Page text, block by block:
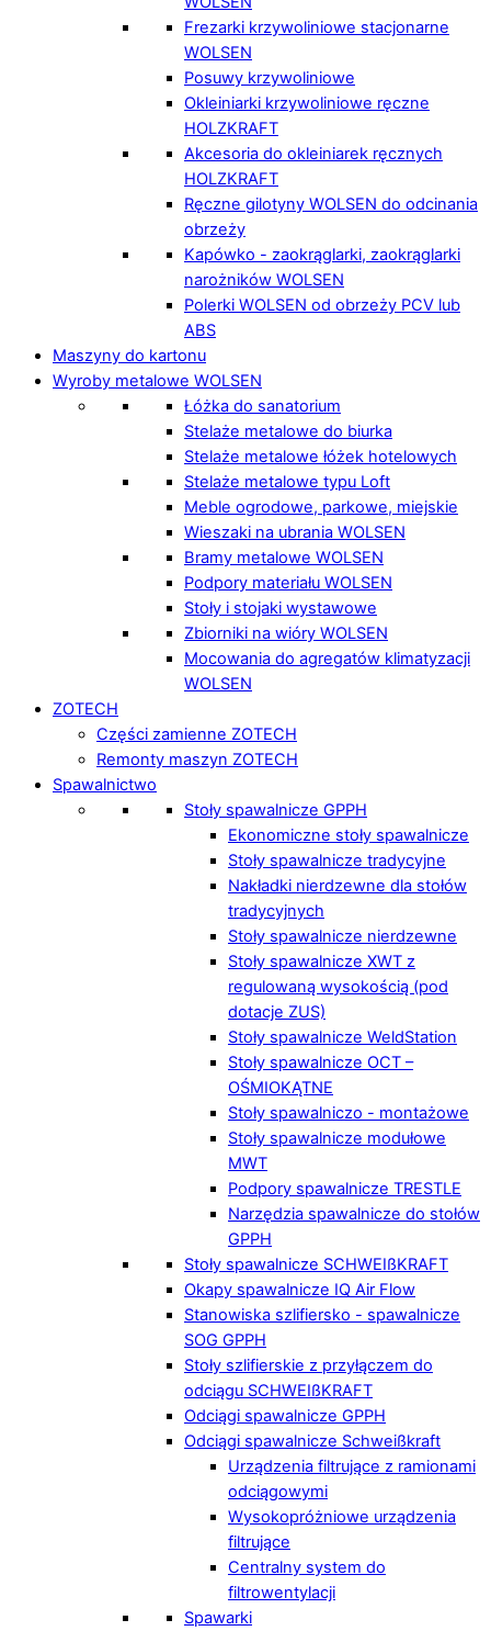
Frezarki krzywoliniowe stacjonarne
WOLSEN
Posuwy krzywoliniowe
Okleiniarki krzywoliniowe ręczne
HOLZKRAFT
Akcesoria do okleiniarek ręcznych
HOLZKRAFT
Ręczne gilotyny WOLSEN do odcinania
obrzeży
Kapówko - zaokrąglarki, zaokrąglarki
narożników WOLSEN
Polerki WOLSEN od obrzeży PCV lub
ABS
Maszyny do kartonu
Wyroby metalowe WOLSEN
Łóżka do sanatorium
Stelaże metalowe do biurka
Stelaże metalowe łóżek hotelowych
Stelaże metalowe typu Loft
Meble ogrodowe, parkowe, miejskie
Wieszaki na ubrania WOLSEN
Bramy metalowe WOLSEN
Podpory materiału WOLSEN
Stoły i stojaki wystawowe
Zbiorniki na wióry WOLSEN
Mocowania do agregatów klimatyzacji
WOLSEN
ZOTECH
Części zamienne ZOTECH
Remonty maszyn ZOTECH
Spawalnictwo
Stoły spawalnicze GPPH
Ekonomiczne stoły spawalnicze
Stoły spawalnicze tradycyjne
Nakładki nierdzewne dla stołów
tradycyjnych
Stoły spawalnicze nierdzewne
Stoły spawalnicze XWT z
regulowaną wysokością (pod
dotacje ZUS)
Stoły spawalnicze WeldStation
Stoły spawalnicze OCT –
OŚMIOKĄTNE
Stoły spawalniczo - montażowe
Stoły spawalnicze modułowe
MWT
Podpory spawalnicze TRESTLE
Narzędzia spawalnicze do stołów
GPPH
Stoły spawalnicze SCHWEIßKRAFT
Okapy spawalnicze IQ Air Flow
Stanowiska szlifiersko - spawalnicze
SOG GPPH
Stoły szlifierskie z przyłączem do
odciągu SCHWEIßKRAFT
Odciągi spawalnicze GPPH
Odciągi spawalnicze Schweißkraft
Urządzenia filtrujące z ramionami
odciągowymi
Wysokopróżniowe urządzenia
filtrujące
Centralny system do
filtrowentylacji
Spawarki